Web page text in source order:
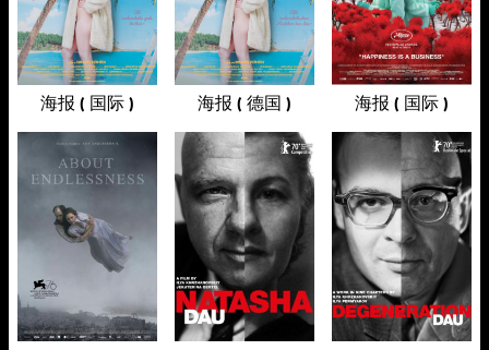
海报 ( 国际 ) 海报 ( 德国 ) 海报 ( 国际 )